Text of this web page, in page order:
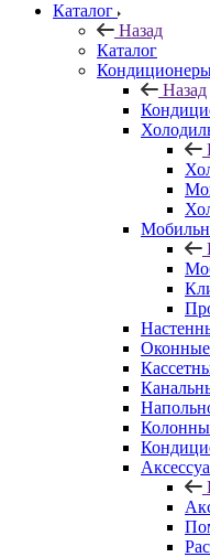
Каталог
Назад
Каталог
Назад